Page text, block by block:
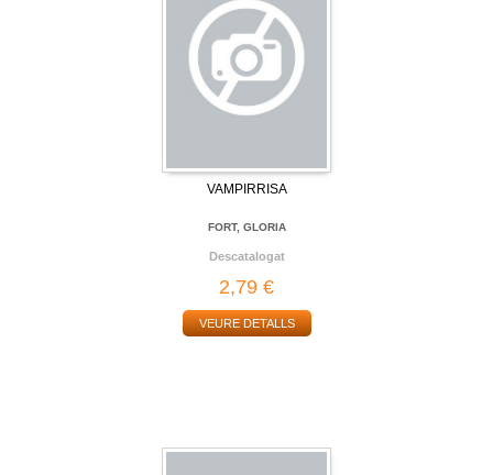
VAMPIRRISA
FORT, GLORIA
Descatalogat
2,79 €
VEURE DETALLS